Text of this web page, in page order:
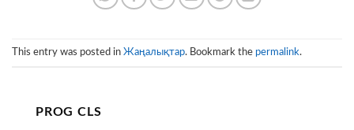
This entry was posted in Жаңалықтар. Bookmark the permalink.
PROG CLS